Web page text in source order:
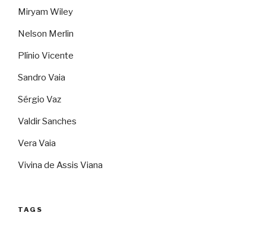
Miryam Wiley
Nelson Merlin
Plínio Vicente
Sandro Vaia
Sérgio Vaz
Valdir Sanches
Vera Vaia
Vivina de Assis Viana
TAGS